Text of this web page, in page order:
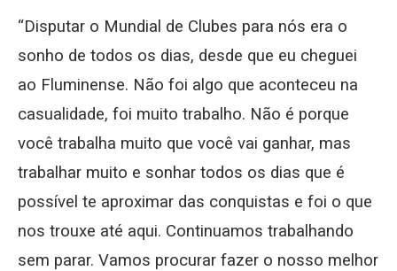
“Disputar o Mundial de Clubes para nós era o
sonho de todos os dias, desde que eu cheguei
ao Fluminense. Não foi algo que aconteceu na
casualidade, foi muito trabalho. Não é porque
você trabalha muito que você vai ganhar, mas
trabalhar muito e sonhar todos os dias que é
possível te aproximar das conquistas e foi o que
nos trouxe até aqui. Continuamos trabalhando
sem parar. Vamos procurar fazer o nosso melhor